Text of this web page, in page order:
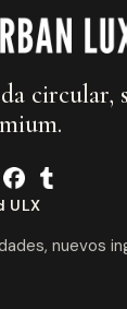
circular,
ULX
nuevos